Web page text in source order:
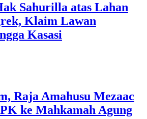
Sahurilla atas Lahan
Klaim Lawan
Kasasi
Raja Amahusu Mezaac
ke Mahkamah Agung